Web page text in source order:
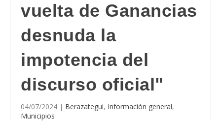
vuelta de Ganancias
desnuda la
impotencia del
discurso oficial"
04/07/2024 | Berazategui, Información general,
Municipios